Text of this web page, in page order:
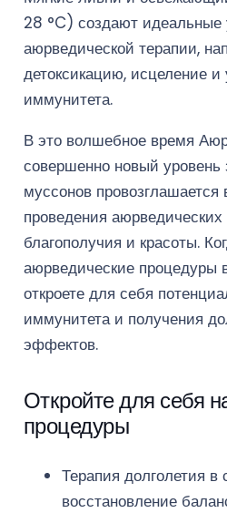
28 °C) создают идеальные
аюрведической терапии,
детоксикацию, исцеление и
иммунитета.
В это волшебное время
совершенно новый уровень
муссонов
проведения
благополучия и красоты.
аюрведические процедуры
откроете для себя
иммунитета и получения
эффектов.
Откройте для себя
процедуры
Терапия долголетия в
восстановление